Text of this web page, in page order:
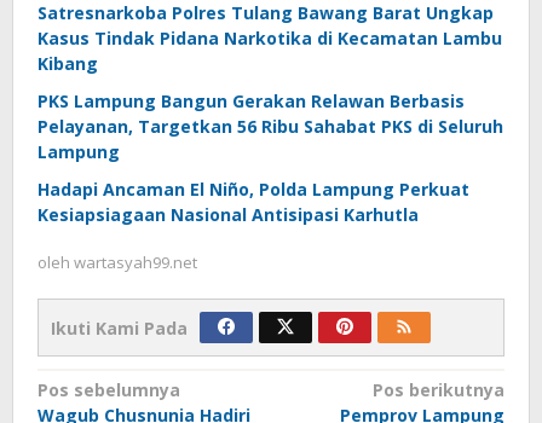
Satresnarkoba Polres Tulang Bawang Barat Ungkap
Kasus Tindak Pidana Narkotika di Kecamatan Lambu
Kibang
PKS Lampung Bangun Gerakan Relawan Berbasis
Pelayanan, Targetkan 56 Ribu Sahabat PKS di Seluruh
Lampung
Hadapi Ancaman El Niño, Polda Lampung Perkuat
Kesiapsiagaan Nasional Antisipasi Karhutla
oleh wartasyah99.net
Ikuti Kami Pada
Navigasi
Pos sebelumnya
Wagub Chusnunia Hadiri
Pos berikutnya
Pemprov Lampung